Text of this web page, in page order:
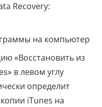
Recovery:
на компьютер
«Восстановить из
в левом углу
определит
iTunes на